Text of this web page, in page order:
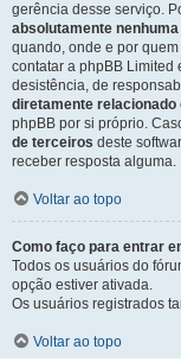
gerência desse serviço.
absolutamente
quando, onde e por
contatar a phpBB Limited
desistência, de
diretamente relacionado
phpBB por si próprio.
de terceiros deste
receber resposta alguma.
Voltar ao topo
Como faço para entrar
Todos os usuários do
opção estiver ativada.
Os usuários registrados
Voltar ao topo